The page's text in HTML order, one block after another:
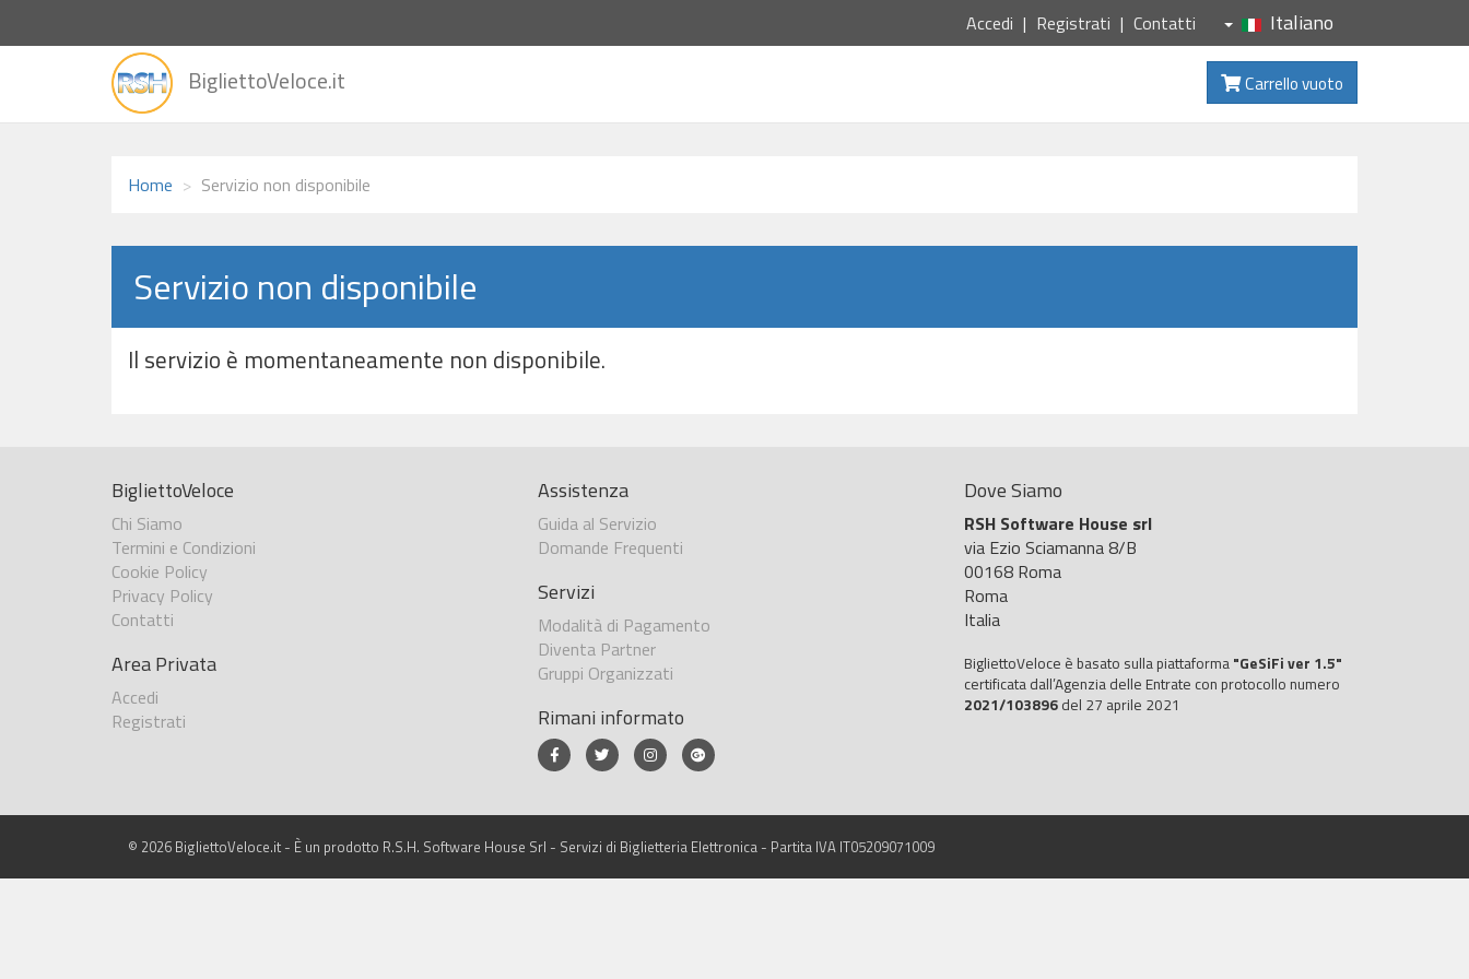
Accedi Registrati Contatti Italiano
alla
BigliettoVeloce.it Carrello vuoto
Home Servizio non disponibile
Servizio non disponibile
Il servizio è momentaneamente non disponibile.
BigliettoVeloce
Chi Siamo
Termini e Condizioni
Cookie Policy
Privacy Policy
Contatti
Area Privata
Accedi
Registrati
Assistenza
Guida al Servizio
Domande Frequenti
Servizi
Modalità di Pagamento
Diventa Partner
Gruppi Organizzati
Rimani informato
Dove Siamo
RSH Software House srl
via Ezio Sciamanna 8/B
00168 Roma
Roma
Italia
BigliettoVeloce è basato sulla piattaforma "GeSiFi ver 1.5"
certificata dall’Agenzia delle Entrate con protocollo numero
2021/103896 del 27 aprile 2021
© 2026 BigliettoVeloce.it - È un prodotto R.S.H. Software House Srl - Servizi di Biglietteria Elettronica - Partita IVA IT05209071009